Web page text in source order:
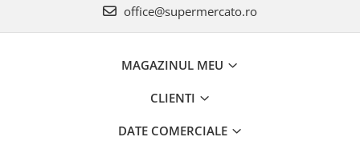
office@supermercato.ro
MAGAZINUL MEU
CLIENTI
DATE COMERCIALE